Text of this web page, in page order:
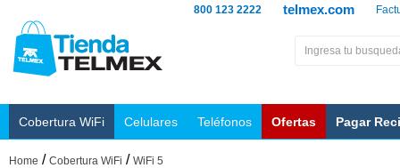
telmex.com
800 123 2222
Cobertura WiFi Celulares Teléfonos Ofertas Pagar
Home / Cobertura WiFi / WiFi 5